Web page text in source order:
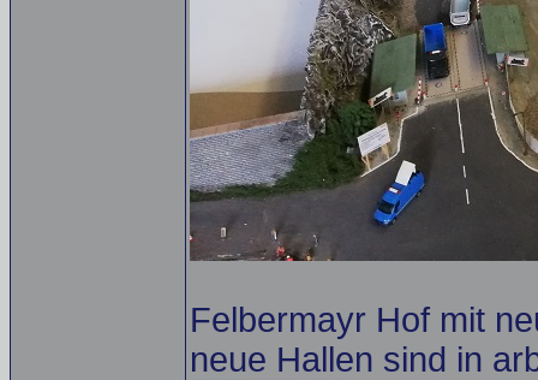
Felbermayr Hof mit
neue Hallen sind in